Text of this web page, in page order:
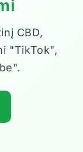
CBD,
"TikTok",